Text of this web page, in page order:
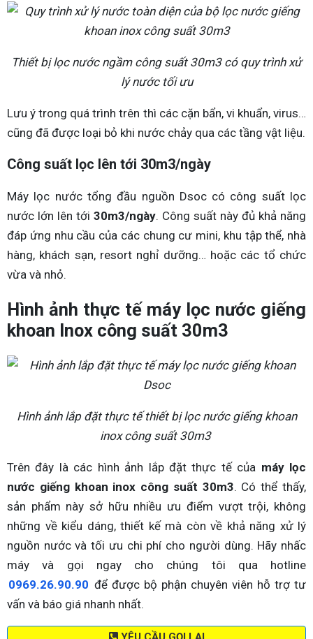
Thiết bị lọc nước ngầm công suất 30m3 có quy trình xử
lý nước tối ưu
Lưu ý trong quá trình trên thì các cặn bẩn, vi khuẩn, virus…
cũng đã được loại bỏ khi nước chảy qua các tầng vật liệu.
Công suất lọc lên tới 30m3/ngày
Máy lọc nước tổng đầu nguồn Dsoc có công suất lọc
nước lớn lên tới 30m3/ngày. Công suất này đủ khả năng
đáp ứng nhu cầu của các chung cư mini, khu tập thể, nhà
hàng, khách sạn, resort nghỉ dưỡng… hoặc các tổ chức
vừa và nhỏ.
Hình ảnh thực tế máy lọc nước giếng
khoan Inox công suất 30m3
Hình ảnh lắp đặt thực tế thiết bị lọc nước giếng khoan
inox công suất 30m3
Trên đây là các hình ảnh lắp đặt thực tế của máy lọc
nước giếng khoan inox công suất 30m3. Có thể thấy,
sản phẩm này sở hữu nhiều ưu điểm vượt trội, không
những về kiểu dáng, thiết kế mà còn về khả năng xử lý
nguồn nước và tối ưu chi phí cho người dùng. Hãy nhấc
máy và gọi ngay cho chúng tôi qua hotline
0969.26.90.90 để được bộ phận chuyên viên hỗ trợ tư
vấn và báo giá nhanh nhất.